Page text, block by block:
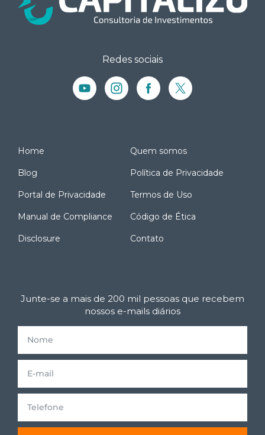
Redes sociais
Home Quem somos
Blog Política de Privacidade
Portal de Privacidade Termos de Uso
Manual de Compliance Código de Ética
Disclosure Contato
Junte-se a mais de 200 mil pessoas que recebem
nossos e-mails diários